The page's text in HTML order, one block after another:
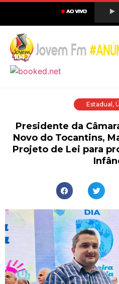
Estadual ,
Presidente da
Novo do Tocantins,
Projeto de Lei para